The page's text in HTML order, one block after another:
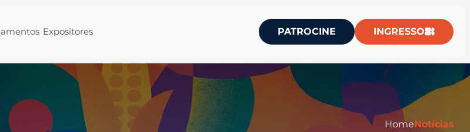
Expositores PATROCINE INGRESSO
HomeNotícias